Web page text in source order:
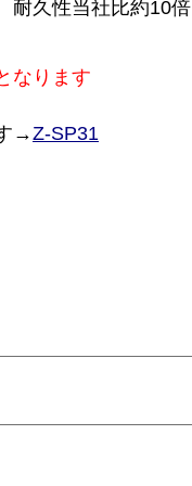
耐久性当社比約10倍
なります
→Z-SP31